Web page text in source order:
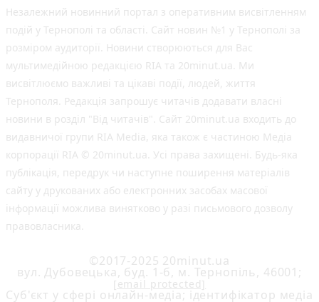
Незалежний новинний портал з оперативним висвітленням
подій у Тернополі та області. Сайт новин №1 у Тернополі за
розміром аудиторії. Новини створюються для Вас
мультимедійною редакцією RIA та 20minut.ua. Ми
висвітлюємо важливі та цікаві події, людей, життя
Тернополя. Редакція запрошує читачів додавати власні
новини в розділ "Від читачів". Сайт 20minut.ua входить до
видавничої групи RIA Media, яка також є частиною Медіа
корпорації RIA © 20minut.ua. Усі права захищені. Будь-яка
публiкацiя, передрук чи наступне поширення матеріалів
сайту у друкованих або електронних засобах масової
інформації можлива винятково у разі письмового дозволу
правовласника.
©2017-2025 20minut.ua
вул. Дубовецька, буд. 1-б, м. Тернопіль, 46001;
[email protected]
Cуб'єкт у сфері онлайн-медіа; ідентифікатор медіа